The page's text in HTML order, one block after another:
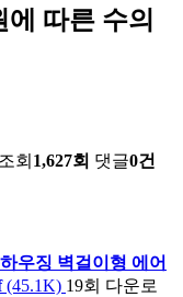
따른 수의
조회 1,627회 댓글0건
우징 벽걸이형 에어
(45.1K) 19회 다운로